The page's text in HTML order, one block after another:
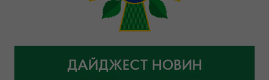
ДАЙДЖЕСТ НОВИН